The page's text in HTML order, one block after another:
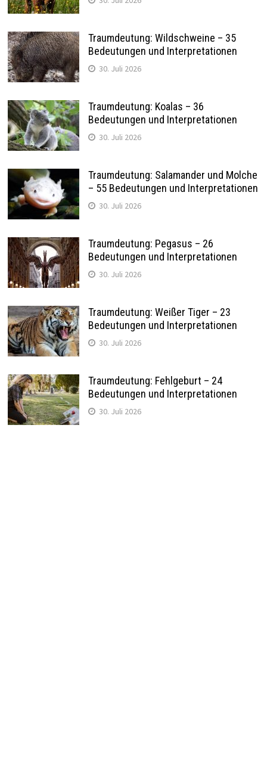
Traumdeutung: Wildschweine – 35
Bedeutungen und Interpretationen
30. Juli 2026
Traumdeutung: Koalas – 36
Bedeutungen und Interpretationen
30. Juli 2026
Traumdeutung: Salamander und Molche
– 55 Bedeutungen und Interpretationen
30. Juli 2026
Traumdeutung: Pegasus – 26
Bedeutungen und Interpretationen
30. Juli 2026
Traumdeutung: Weißer Tiger – 23
Bedeutungen und Interpretationen
30. Juli 2026
Traumdeutung: Fehlgeburt – 24
Bedeutungen und Interpretationen
30. Juli 2026